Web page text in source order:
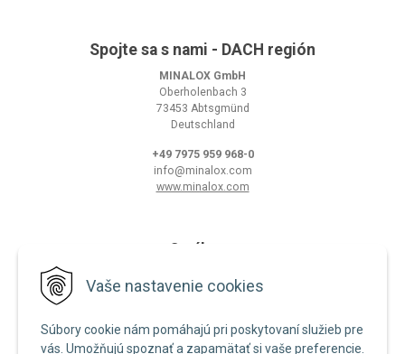
Vaše nastavenie cookies
Súbory cookie nám pomáhajú pri poskytovaní služieb pre
vás. Umožňujú spoznať a zapamätať si vaše preferencie.
Spojte sa s nami - DACH región
MINALOX GmbH
Oberholenbach 3
73453 Abtsgmünd
Deutschland
+49 7975 959 968-0
info@minalox.com
www.minalox.com
O nákupe
Zásady používania cookies